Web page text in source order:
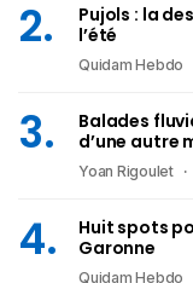
Pujols : la
l’été
Quidam Hebdo
Balades
d’une autre
Yoan Rigoulet
Huit spots
Garonne
Quidam Hebdo